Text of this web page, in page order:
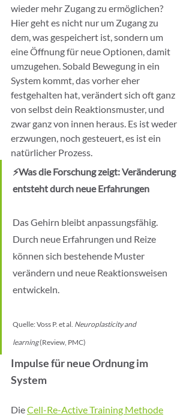
wieder mehr Zugang zu ermöglichen?
Hier geht es nicht nur um Zugang zu
dem, was gespeichert ist, sondern um
eine Öffnung für neue Optionen, damit
umzugehen. Sobald Bewegung in ein
System kommt, das vorher eher
festgehalten hat, verändert sich oft ganz
von selbst dein Reaktionsmuster, und
zwar ganz von innen heraus. Es ist weder
erzwungen, noch gesteuert, es ist ein
natürlicher Prozess.
⚡Was die Forschung zeigt: Veränderung
entsteht durch neue Erfahrungen
Das Gehirn bleibt anpassungsfähig.
Durch neue Erfahrungen und Reize
können sich bestehende Muster
verändern und neue Reaktionsweisen
entwickeln.
Quelle: Voss P. et al. Neuroplasticity and
learning (Review, PMC)
Impulse für neue Ordnung im
System
Die Cell-Re-Active Training Methode